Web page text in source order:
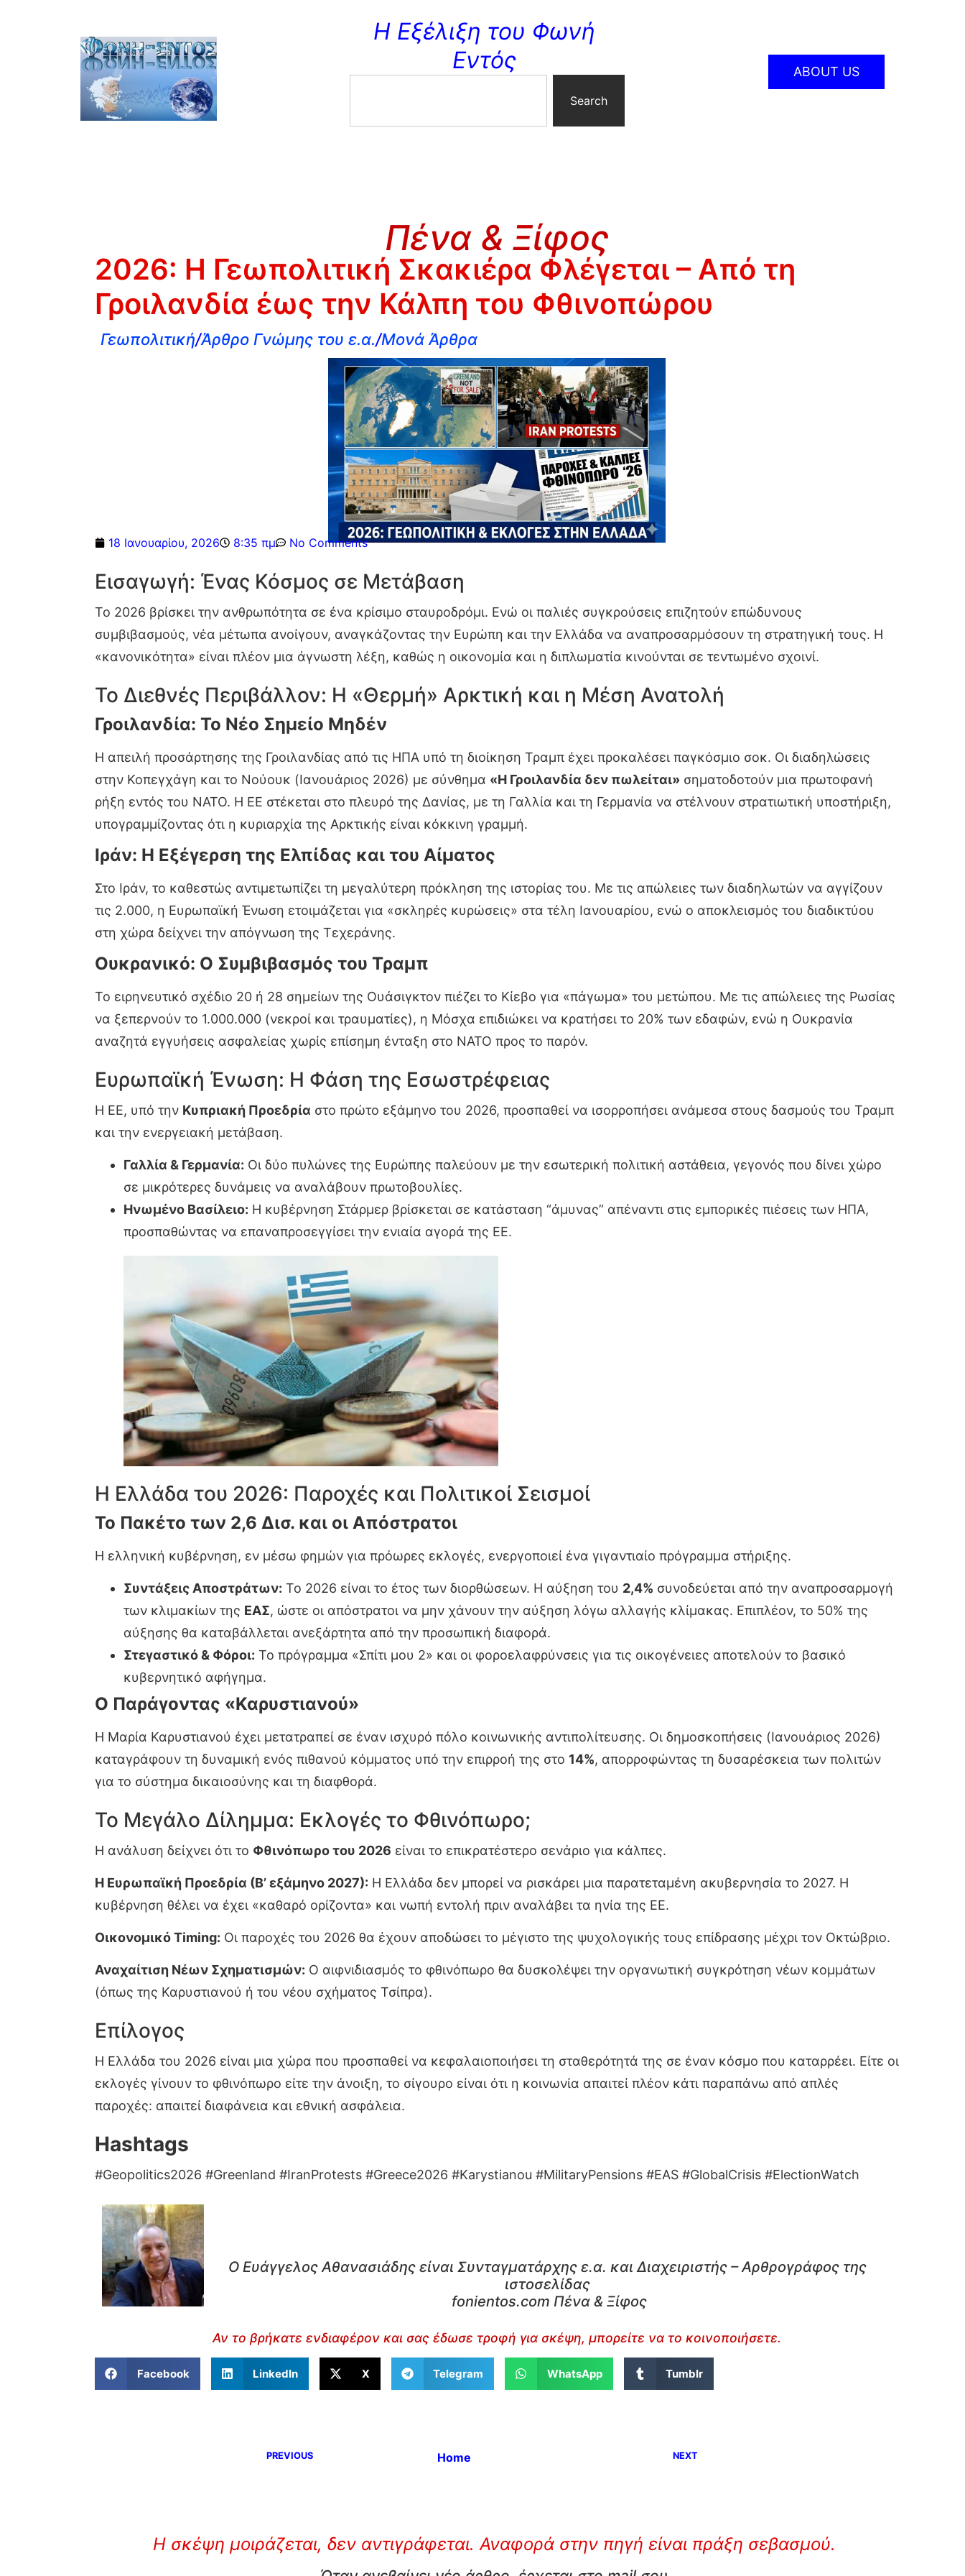
Η Εξέλιξη του Φωνή
Εντός
Search
ABOUT US
Πένα & Ξίφος
2026: Η Γεωπολιτική Σκακιέρα Φλέγεται – Από τη
Γροιλανδία έως την Κάλπη του Φθινοπώρου
Γεωπολιτική/Άρθρο Γνώμης του ε.α./Μονά Άρθρα
18 Ιανουαρίου, 2026 8:35 πμ No Comments
Εισαγωγή: Ένας Κόσμος σε Μετάβαση
Το 2026 βρίσκει την ανθρωπότητα σε ένα κρίσιμο σταυροδρόμι. Ενώ οι παλιές συγκρούσεις επιζητούν επώδυνους
συμβιβασμούς, νέα μέτωπα ανοίγουν, αναγκάζοντας την Ευρώπη και την Ελλάδα να αναπροσαρμόσουν τη στρατηγική τους. Η
«κανονικότητα» είναι πλέον μια άγνωστη λέξη, καθώς η οικονομία και η διπλωματία κινούνται σε τεντωμένο σχοινί.
Το Διεθνές Περιβάλλον: Η «Θερμή» Αρκτική και η Μέση Ανατολή
Γροιλανδία: Το Νέο Σημείο Μηδέν
Η απειλή προσάρτησης της Γροιλανδίας από τις ΗΠΑ υπό τη διοίκηση Τραμπ έχει προκαλέσει παγκόσμιο σοκ. Οι διαδηλώσεις
στην Κοπεγχάγη και το Νούουκ (Ιανουάριος 2026) με σύνθημα «Η Γροιλανδία δεν πωλείται» σηματοδοτούν μια πρωτοφανή
ρήξη εντός του ΝΑΤΟ. Η ΕΕ στέκεται στο πλευρό της Δανίας, με τη Γαλλία και τη Γερμανία να στέλνουν στρατιωτική υποστήριξη,
υπογραμμίζοντας ότι η κυριαρχία της Αρκτικής είναι κόκκινη γραμμή.
Ιράν: Η Εξέγερση της Ελπίδας και του Αίματος
Στο Ιράν, το καθεστώς αντιμετωπίζει τη μεγαλύτερη πρόκληση της ιστορίας του. Με τις απώλειες των διαδηλωτών να αγγίζουν
τις 2.000, η Ευρωπαϊκή Ένωση ετοιμάζεται για «σκληρές κυρώσεις» στα τέλη Ιανουαρίου, ενώ ο αποκλεισμός του διαδικτύου
στη χώρα δείχνει την απόγνωση της Τεχεράνης.
Ουκρανικό: Ο Συμβιβασμός του Τραμπ
Το ειρηνευτικό σχέδιο 20 ή 28 σημείων της Ουάσιγκτον πιέζει το Κίεβο για «πάγωμα» του μετώπου. Με τις απώλειες της Ρωσίας
να ξεπερνούν το 1.000.000 (νεκροί και τραυματίες), η Μόσχα επιδιώκει να κρατήσει το 20% των εδαφών, ενώ η Ουκρανία
αναζητά εγγυήσεις ασφαλείας χωρίς επίσημη ένταξη στο ΝΑΤΟ προς το παρόν.
Ευρωπαϊκή Ένωση: Η Φάση της Εσωστρέφειας
Η ΕΕ, υπό την Κυπριακή Προεδρία στο πρώτο εξάμηνο του 2026, προσπαθεί να ισορροπήσει ανάμεσα στους δασμούς του Τραμπ
και την ενεργειακή μετάβαση.
Γαλλία & Γερμανία: Οι δύο πυλώνες της Ευρώπης παλεύουν με την εσωτερική πολιτική αστάθεια, γεγονός που δίνει χώρο
σε μικρότερες δυνάμεις να αναλάβουν πρωτοβουλίες.
Ηνωμένο Βασίλειο: Η κυβέρνηση Στάρμερ βρίσκεται σε κατάσταση “άμυνας” απέναντι στις εμπορικές πιέσεις των ΗΠΑ,
προσπαθώντας να επαναπροσεγγίσει την ενιαία αγορά της ΕΕ.
Η Ελλάδα του 2026: Παροχές και Πολιτικοί Σεισμοί
Το Πακέτο των 2,6 Δισ. και οι Απόστρατοι
Η ελληνική κυβέρνηση, εν μέσω φημών για πρόωρες εκλογές, ενεργοποιεί ένα γιγαντιαίο πρόγραμμα στήριξης.
Συντάξεις Αποστράτων: Το 2026 είναι το έτος των διορθώσεων. Η αύξηση του 2,4% συνοδεύεται από την αναπροσαρμογή
των κλιμακίων της ΕΑΣ, ώστε οι απόστρατοι να μην χάνουν την αύξηση λόγω αλλαγής κλίμακας. Επιπλέον, το 50% της
αύξησης θα καταβάλλεται ανεξάρτητα από την προσωπική διαφορά.
Στεγαστικό & Φόροι: Το πρόγραμμα «Σπίτι μου 2» και οι φοροελαφρύνσεις για τις οικογένειες αποτελούν το βασικό
κυβερνητικό αφήγημα.
Ο Παράγοντας «Καρυστιανού»
Η Μαρία Καρυστιανού έχει μετατραπεί σε έναν ισχυρό πόλο κοινωνικής αντιπολίτευσης. Οι δημοσκοπήσεις (Ιανουάριος 2026)
καταγράφουν τη δυναμική ενός πιθανού κόμματος υπό την επιρροή της στο 14%, απορροφώντας τη δυσαρέσκεια των πολιτών
για το σύστημα δικαιοσύνης και τη διαφθορά.
Το Μεγάλο Δίλημμα: Εκλογές το Φθινόπωρο;
Η ανάλυση δείχνει ότι το Φθινόπωρο του 2026 είναι το επικρατέστερο σενάριο για κάλπες.
Η Ευρωπαϊκή Προεδρία (Β’ εξάμηνο 2027): Η Ελλάδα δεν μπορεί να ρισκάρει μια παρατεταμένη ακυβερνησία το 2027. Η
κυβέρνηση θέλει να έχει «καθαρό ορίζοντα» και νωπή εντολή πριν αναλάβει τα ηνία της ΕΕ.
Οικονομικό Timing: Οι παροχές του 2026 θα έχουν αποδώσει το μέγιστο της ψυχολογικής τους επίδρασης μέχρι τον Οκτώβριο.
Αναχαίτιση Νέων Σχηματισμών: Ο αιφνιδιασμός το φθινόπωρο θα δυσκολέψει την οργανωτική συγκρότηση νέων κομμάτων
(όπως της Καρυστιανού ή του νέου σχήματος Τσίπρα).
Επίλογος
Η Ελλάδα του 2026 είναι μια χώρα που προσπαθεί να κεφαλαιοποιήσει τη σταθερότητά της σε έναν κόσμο που καταρρέει. Είτε οι
εκλογές γίνουν το φθινόπωρο είτε την άνοιξη, το σίγουρο είναι ότι η κοινωνία απαιτεί πλέον κάτι παραπάνω από απλές
παροχές: απαιτεί διαφάνεια και εθνική ασφάλεια.
Hashtags
#Geopolitics2026 #Greenland #IranProtests #Greece2026 #Karystianou #MilitaryPensions #EAS #GlobalCrisis #ElectionWatch
Ο Ευάγγελος Αθανασιάδης είναι Συνταγματάρχης ε.α. και Διαχειριστής – Αρθρογράφος της
ιστοσελίδας
fonientos.com Πένα & Ξίφος
Αν το βρήκατε ενδιαφέρον και σας έδωσε τροφή για σκέψη, μπορείτε να το κοινοποιήσετε.
Facebook LinkedIn X Telegram WhatsApp Tumblr
PREVIOUS Home NEXT
Η σκέψη μοιράζεται, δεν αντιγράφεται. Αναφορά στην πηγή είναι πράξη σεβασμού.